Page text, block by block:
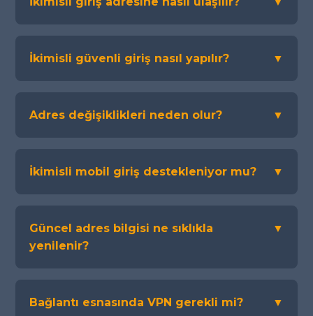
İkimisli güvenli giriş nasıl yapılır? ▼
Adres değişiklikleri neden olur? ▼
İkimisli mobil giriş destekleniyor mu? ▼
Güncel adres bilgisi ne sıklıkla
yenilenir?
▼
Bağlantı esnasında VPN gerekli mi? ▼